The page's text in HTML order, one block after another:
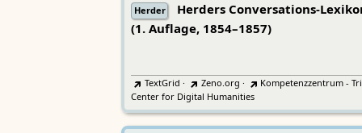
Herder
Herders Conversations-
(1. Auflage, 1854–1857)
TextGrid · Zeno.org ·
Kompetenzzentrum -
Center for Digital Humanities